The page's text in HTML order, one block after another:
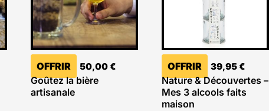
OFFRIR 50,00€
Goûtez la bière
artisanale
OFFRIR 39,95€
Nature & Découvertes –
Mes 3 alcools faits
maison